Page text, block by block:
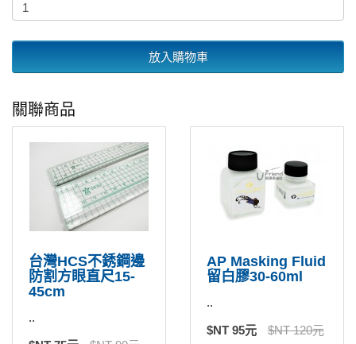
放入購物車
關聯商品
台灣HCS不銹鋼邊
防割方眼直尺15-
45cm
..
AP Masking Fluid
留白膠30-60ml
..
$NT 95元 $NT 120元